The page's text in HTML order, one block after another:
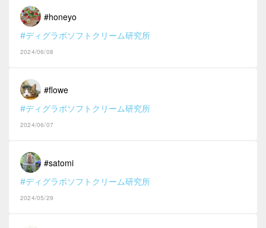
#honeyo
#ディグラボソフトクリーム研究所
2024/06/08
#flowe
#ディグラボソフトクリーム研究所
2024/06/07
#satomi
#ディグラボソフトクリーム研究所
2024/05/29